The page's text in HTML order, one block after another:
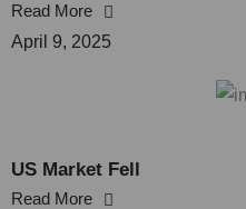
Read More
April 9, 2025
US Market Fell
Read More